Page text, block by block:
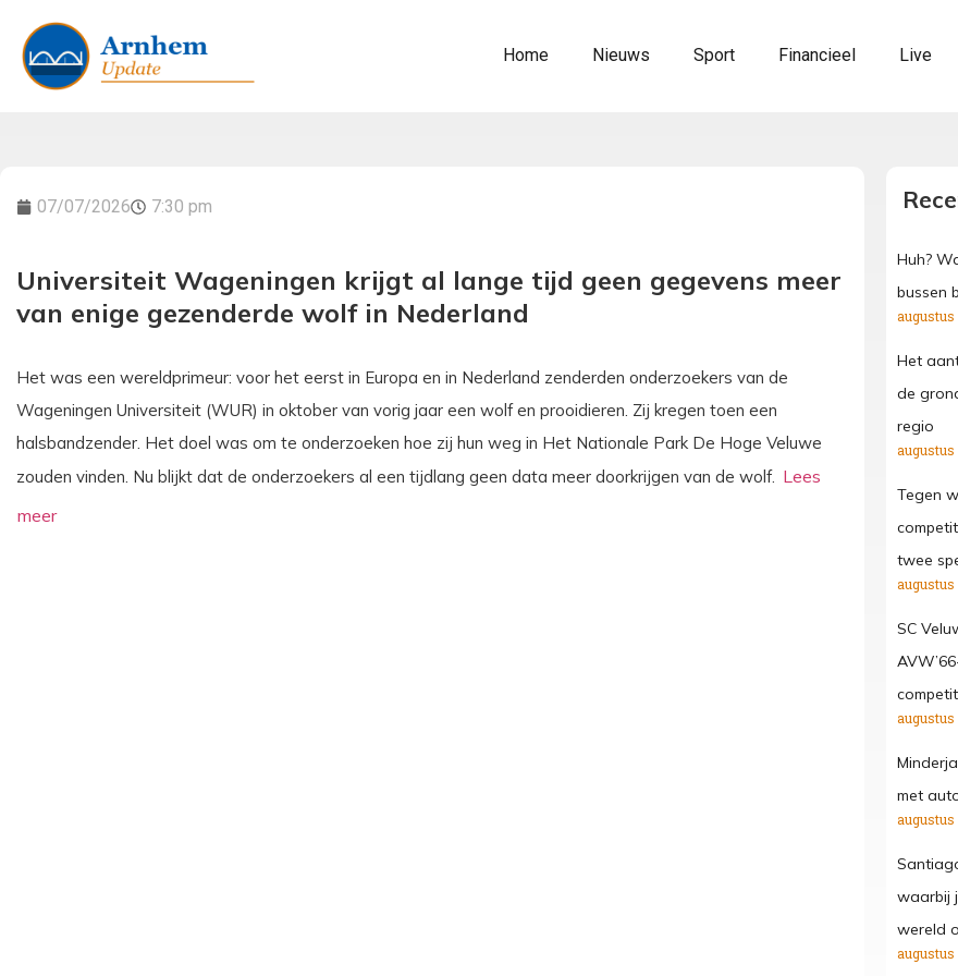
Home Nieuws Sport Financieel Live
07/07/2026 7:30 pm
Universiteit Wageningen krijgt al lange tijd geen gegevens meer
van enige gezenderde wolf in Nederland
Het was een wereldprimeur: voor het eerst in Europa en in Nederland zenderden onderzoekers van de
Wageningen Universiteit (WUR) in oktober van vorig jaar een wolf en prooidieren. Zij kregen toen een
halsbandzender. Het doel was om te onderzoeken hoe zij hun weg in Het Nationale Park De Hoge Veluwe
zouden vinden. Nu blijkt dat de onderzoekers al een tijdlang geen data meer doorkrijgen van de wolf.
Huh?
bussen
augustus
Het
de
regio
augustus
Tegen
twee
augustus
SC
augustus
met
augustus
waarbij
wereld
augustus